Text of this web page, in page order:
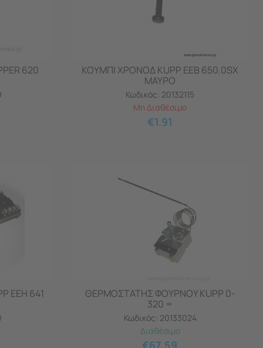
620
ΚΟΥΜΠΙ ΧΡΟΝΟΔ KUPP EEB 650.0SX
ΜΑΥΡΟ
Κωδικός: 20132115
Μη Διαθέσιμο
€1.91
EEH 641
ΘΕΡΜΟΣΤΑΤΗΣ ΦΟΥΡΝΟΥ KUPP 0-
320 =
Κωδικός: 20133024
Διαθέσιμο
€67.59